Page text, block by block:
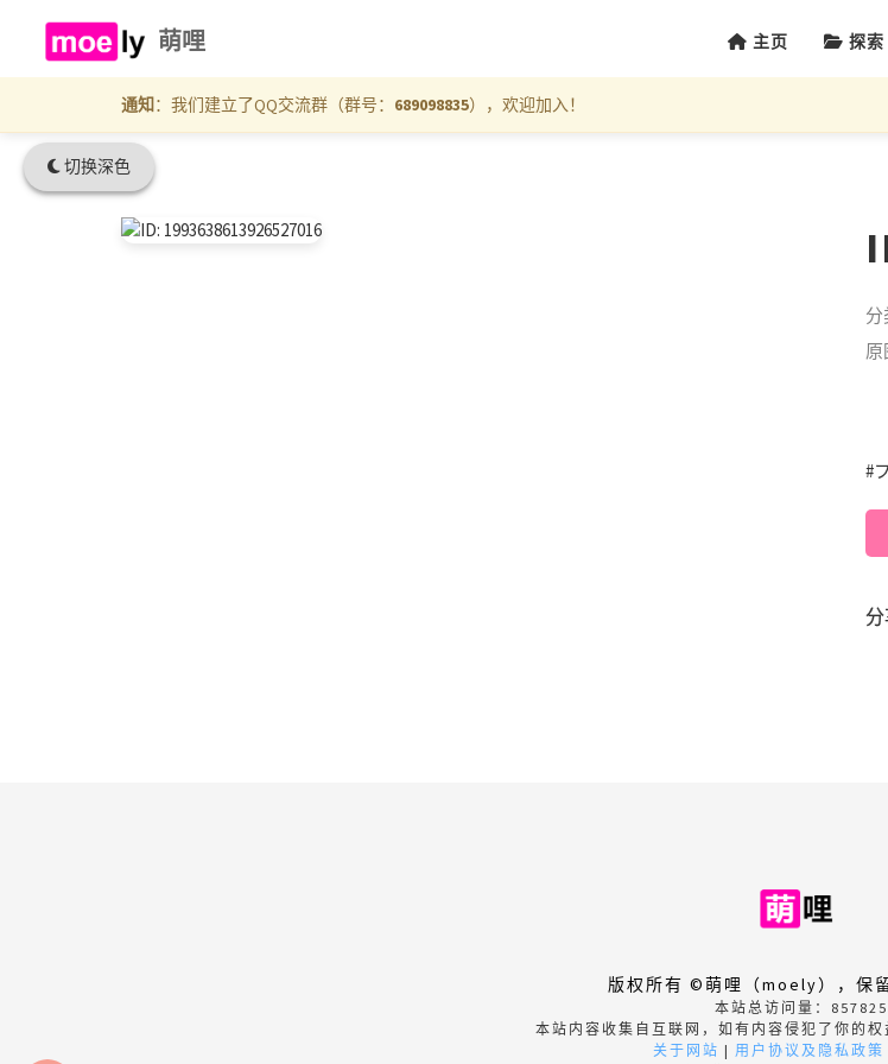
切换深色
萌哩 主页 探索
通知：我们建立了QQ交流群（群号： 689098835），欢迎加入！
分
#
分
版权所有 ©萌哩（moely），保
本站总访问量： 857825
本站内容收集自互联网，如有内容侵犯了你的权
关于网站 | 用户协议及隐私政策